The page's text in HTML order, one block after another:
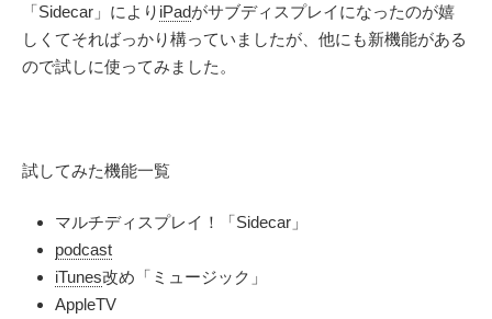
「Sidecar」により iPadがサブディスプレイになったのが嬉
しくてそればっかり構っていましたが、他にも新機能がある
ので試しに使ってみました。
試してみた機能一覧
マルチディスプレイ！「Sidecar」
podcast
iTunes改め「ミュージック」
AppleTV